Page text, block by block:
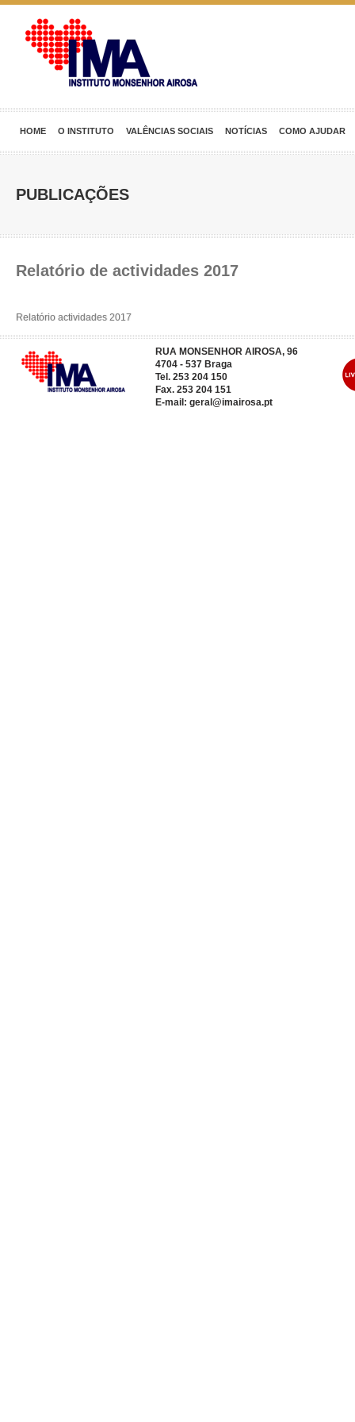
HOME O INSTITUTO VALÊNCIAS SOCIAIS NOTÍCIAS COMO AJUDAR
PUBLICAÇÕES
Relatório de actividades 2017
Relatório actividades 2017
RUA MONSENHOR AIROSA, 96
4704 - 537 Braga
Tel. 253 204 150
Fax. 253 204 151
E-mail: geral@imairosa.pt